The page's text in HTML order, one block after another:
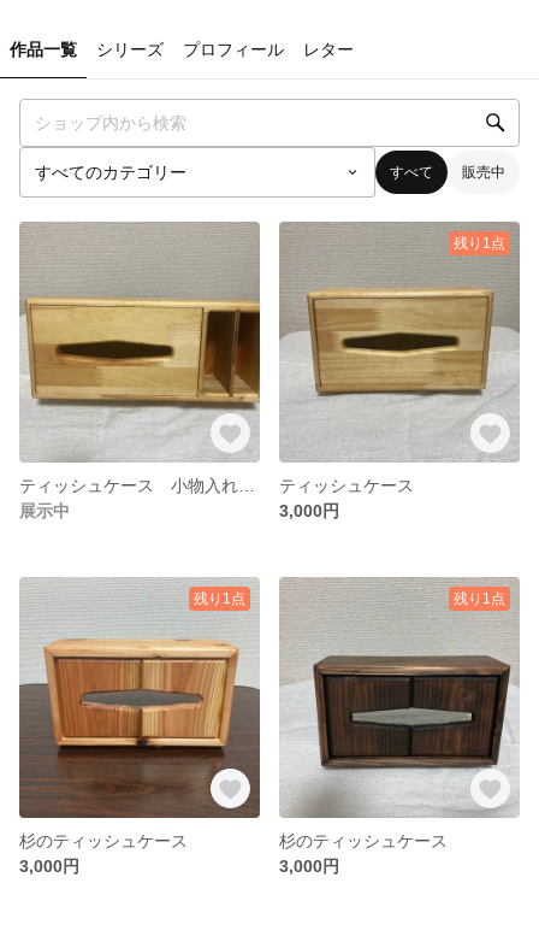
作品一覧 シリーズ プロフィール レター
すべて 販売中
展示中
残り1点
ティッシュケース
3,000円
残り1点
杉のティッシュケース
3,000円
残り1点
杉のティッシュケース
3,000円